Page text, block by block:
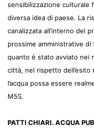
sensibilizzazione culturale
diversa idea di paese. La
canalizzata all’interno del
prossime amministrative
quanto è stato avviato nei
città, nel rispetto
l’acqua possa essere
M5S.
PATTI CHIARI. ACQUA